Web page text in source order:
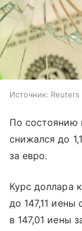
Источник: Reuters
По состоянию
снижался до
за евро.
Курс доллара
до 147,11 иены
в 147,01 иены